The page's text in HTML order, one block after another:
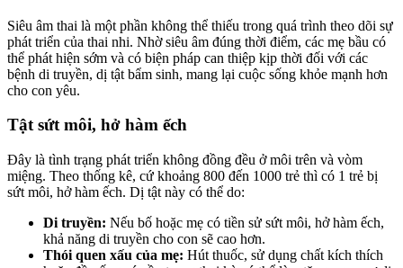
Siêu âm thai là một phần không thể thiếu trong quá trình theo dõi sự
phát triển của thai nhi. Nhờ siêu âm đúng thời điểm, các mẹ bầu có
thể phát hiện sớm và có biện pháp can thiệp kịp thời đối với các
bệnh di truyền, dị tật bẩm sinh, mang lại cuộc sống khỏe mạnh hơn
cho con yêu.
Tật sứt môi, hở hàm ếch
Đây là tình trạng phát triển không đồng đều ở môi trên và vòm
miệng. Theo thống kê, cứ khoảng 800 đến 1000 trẻ thì có 1 trẻ bị
sứt môi, hở hàm ếch. Dị tật này có thể do:
Di truyền: Nếu bố hoặc mẹ có tiền sử sứt môi, hở hàm ếch,
khả năng di truyền cho con sẽ cao hơn.
Thói quen xấu của mẹ: Hút thuốc, sử dụng chất kích thích